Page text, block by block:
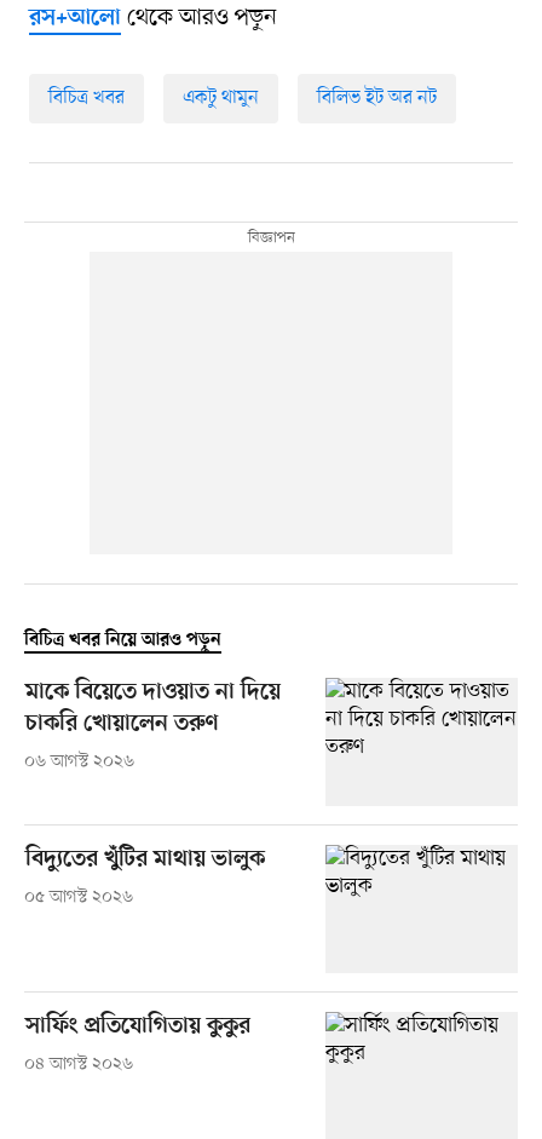
রস+আলোথেকে আরও পড়ুন
বিচিত্র খবর একটু থামুন বিলিভ ইট অর নট
বিচিত্র খবর নিয়ে আরও পড়ুন
মাকে বিয়েতে দাওয়াত না দিয়ে
চাকরি খোয়ালেন তরুণ
০৬ আগস্ট ২০২৬
বিদ্যুতের খুঁটির মাথায় ভালুক
০৫ আগস্ট ২০২৬
সার্ফিং প্রতিযোগিতায় কুকুর
০৪ আগস্ট ২০২৬